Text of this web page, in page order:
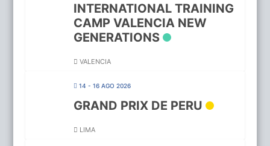
INTERNATIONAL TRAINING
CAMP VALENCIA NEW
GENERATIONS
VALENCIA
14 - 16 AGO 2026
GRAND PRIX DE PERU
LIMA